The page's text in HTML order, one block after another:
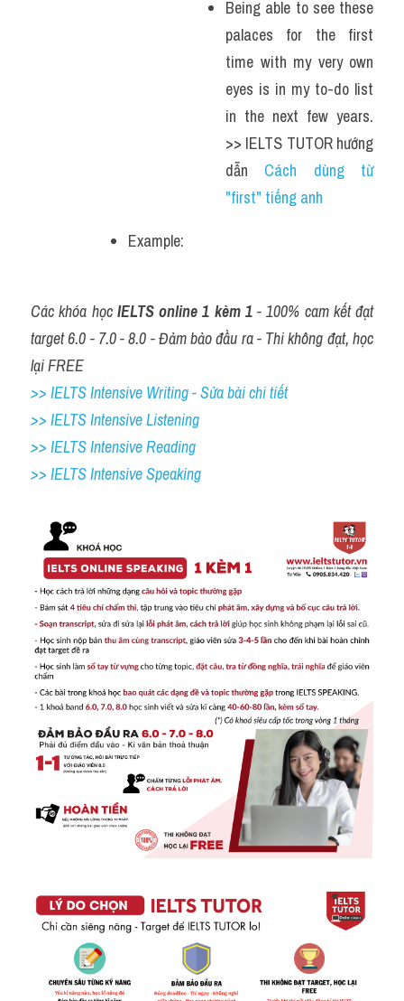
Being able to see these
palaces for the first
time with my very own
eyes is in my to-do list
in the next few years.
>> IELTS TUTOR hướng
dẫn Cách dùng từ
"first" tiếng anh
Example:
Các khóa học IELTS online 1 kèm 1 - 100% cam kết đạt
target 6.0 - 7.0 - 8.0 - Đảm bảo đầu ra - Thi không đạt, học
lại FREE
>> IELTS Intensive Writing - Sửa bài chi tiết
>> IELTS Intensive Listening
>> IELTS Intensive Reading
>> IELTS Intensive Speaking